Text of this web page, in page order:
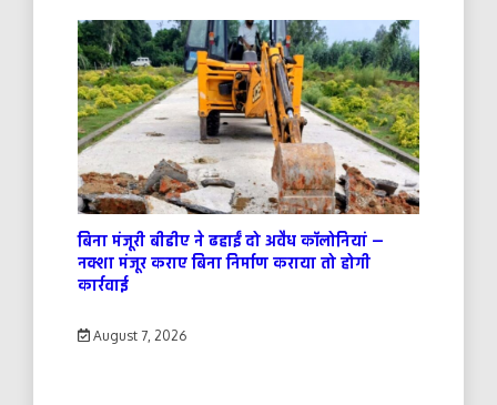
बिना मंजूरी बीडीए ने ढहाईं दो अवैध कॉलोनियां —
नक्शा मंजूर कराए बिना निर्माण कराया तो होगी
कार्रवाई
August 7, 2026